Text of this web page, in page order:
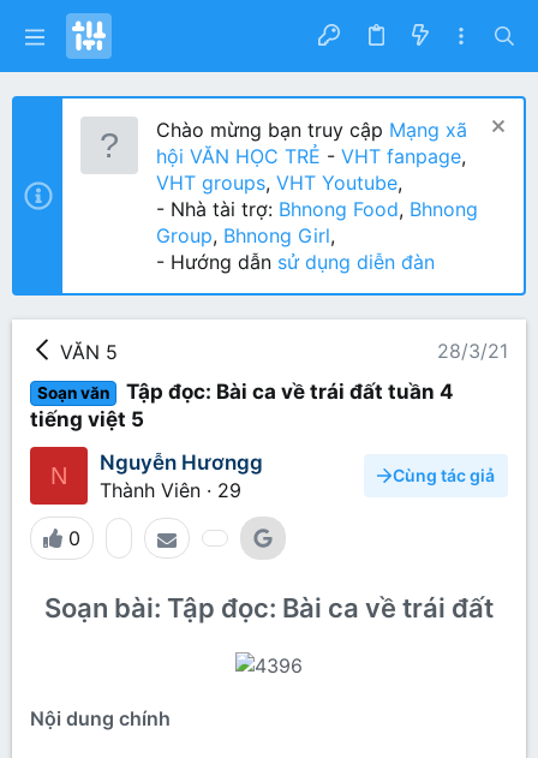
Chào mừng bạn truy cập Mạng xã
hội VĂN HỌC TRẺ - VHT fanpage,
VHT groups, VHT Youtube,
- Nhà tài trợ: Bhnong Food, Bhnong
Group, Bhnong Girl,
- Hướng dẫn sử dụng diễn đàn
VĂN 5 28/3/21
Soạn văn
Tập đọc: Bài ca về trái đất tuần 4
tiếng việt 5
N
Nguyễn Hươngg
Thành Viên · 29
Cùng tác giả
0
Soạn bài: Tập đọc: Bài ca về trái đất
Nội dung chính